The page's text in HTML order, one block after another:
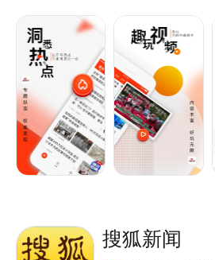
悉环球军情。
【原创精品·深度内容】
《非常道》：倾听名人明星的真
《在人间》：以冷静的叙述，记
事。
《唐驳虎》：极客式
手机验证码一键登录，再也不用
看，新闻、星座、笑话一个都不
搜狐新闻